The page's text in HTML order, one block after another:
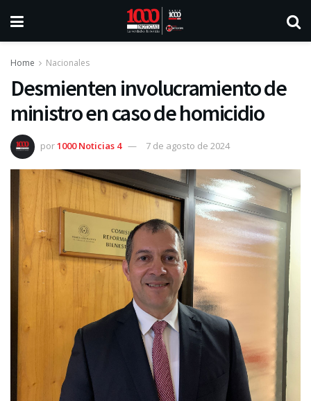
Home Nacionales
Desmienten involucramiento de
ministro en caso de homicidio
por1000 Noticias 4 7 de agosto de 2024